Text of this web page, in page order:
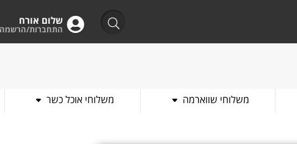
שלום אורח
התחברות/הרשמה
משלוחי שווארמה משלוחי אוכל כשר